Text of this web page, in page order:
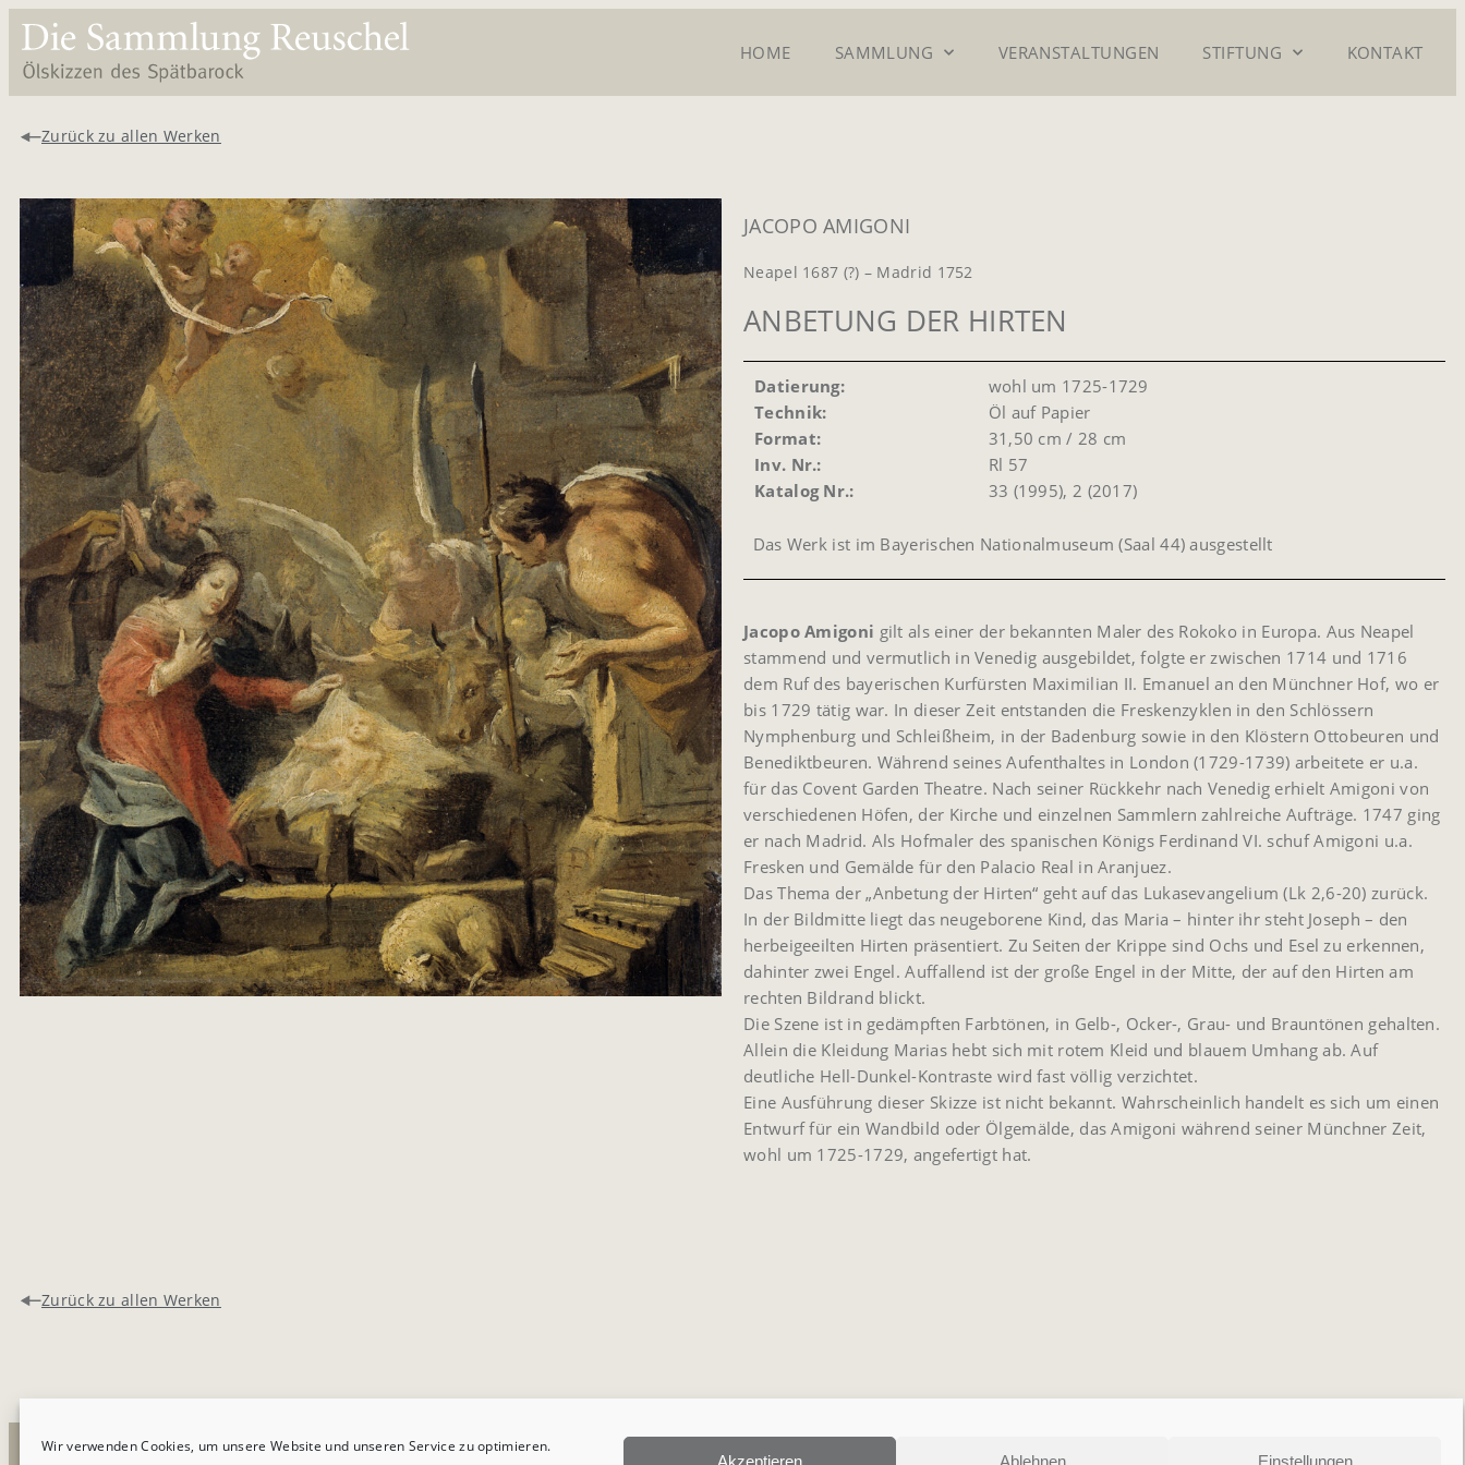
Wir verwenden Cookies, um unsere Website und unseren Service zu optimieren.
Akzeptieren Ablehnen Einstellungen
HOME SAMMLUNG VERANSTALTUNGEN STIFTUNG KONTAKT
Zurück zu allen Werken
JACOPO AMIGONI
Neapel 1687 (?) – Madrid 1752
ANBETUNG DER HIRTEN
Datierung:
Technik:
Format:
Inv. Nr.:
Katalog Nr.:
wohl um 1725-1729
Öl auf Papier
31,50 cm / 28 cm
Rl 57
33 (1995), 2 (2017)
Das Werk ist im Bayerischen Nationalmuseum (Saal 44) ausgestellt
Jacopo Amigoni gilt als einer der bekannten Maler des Rokoko in Europa. Aus Neapel
stammend und vermutlich in Venedig ausgebildet, folgte er zwischen 1714 und 1716
dem Ruf des bayerischen Kurfürsten Maximilian II. Emanuel an den Münchner Hof, wo er
bis 1729 tätig war. In dieser Zeit entstanden die Freskenzyklen in den Schlössern
Nymphenburg und Schleißheim, in der Badenburg sowie in den Klöstern Ottobeuren und
Benediktbeuren. Während seines Aufenthaltes in London (1729-1739) arbeitete er u.a.
für das Covent Garden Theatre. Nach seiner Rückkehr nach Venedig erhielt Amigoni von
verschiedenen Höfen, der Kirche und einzelnen Sammlern zahlreiche Aufträge. 1747 ging
er nach Madrid. Als Hofmaler des spanischen Königs Ferdinand VI. schuf Amigoni u.a.
Fresken und Gemälde für den Palacio Real in Aranjuez.
Das Thema der „Anbetung der Hirten“ geht auf das Lukasevangelium (Lk 2,6-20) zurück.
In der Bildmitte liegt das neugeborene Kind, das Maria – hinter ihr steht Joseph – den
herbeigeeilten Hirten präsentiert. Zu Seiten der Krippe sind Ochs und Esel zu erkennen,
dahinter zwei Engel. Auffallend ist der große Engel in der Mitte, der auf den Hirten am
rechten Bildrand blickt.
Die Szene ist in gedämpften Farbtönen, in Gelb-, Ocker-, Grau- und Brauntönen gehalten.
Allein die Kleidung Marias hebt sich mit rotem Kleid und blauem Umhang ab. Auf
deutliche Hell-Dunkel-Kontraste wird fast völlig verzichtet.
Eine Ausführung dieser Skizze ist nicht bekannt. Wahrscheinlich handelt es sich um einen
Entwurf für ein Wandbild oder Ölgemälde, das Amigoni während seiner Münchner Zeit,
wohl um 1725-1729, angefertigt hat.
Zurück zu allen Werken